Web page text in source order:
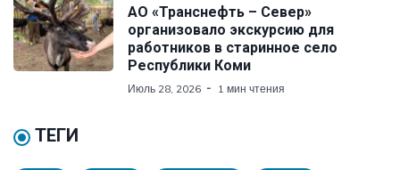
АО «Транснефть – Север»
организовало экскурсию для
работников в старинное село
Республики Коми
Июль 28, 2026 1 мин чтения
ТЕГИ